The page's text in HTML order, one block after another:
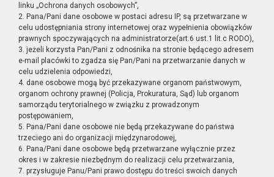
linku „Ochrona danych osobowych”,
2. Pana/Pani dane osobowe w postaci adresu IP, są przetwarzane w
celu udostępniania strony internetowej oraz wypełnienia obowiązków
prawnych spoczywających na administratorze(art.6 ust.1 lit.c RODO),
3. jeżeli korzysta Pan/Pani z odnośnika na stronie będącego adresem
e-mail placówki to zgadza się Pan/Pani na przetwarzanie danych w
celu udzielenia odpowiedzi,
4. dane osobowe mogą być przekazywane organom państwowym,
organom ochrony prawnej (Policja, Prokuratura, Sąd) lub organom
samorządu terytorialnego w związku z prowadzonym
postępowaniem,
5. Pana/Pani dane osobowe nie będą przekazywane do państwa
trzeciego ani do organizacji międzynarodowej,
6. Pana/Pani dane osobowe będą przetwarzane wyłącznie przez
okres i w zakresie niezbędnym do realizacji celu przetwarzania,
7. przysługuje Panu/Pani prawo dostępu do treści swoich danych